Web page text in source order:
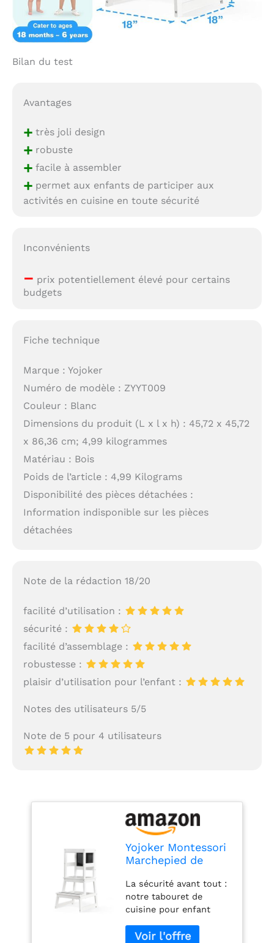
Bilan du test
Avantages
+très joli design
+robuste
+facile à assembler
+permet aux enfants de participer aux
activités en cuisine en toute sécurité
Inconvénients
– prix potentiellement élevé pour certains
budgets
Fiche technique
Marque : Yojoker
Numéro de modèle : ZYYT009
Couleur : Blanc
Dimensions du produit (L x l x h) : 45,72 x 45,72
x 86,36 cm; 4,99 kilogrammes
Matériau : Bois
Poids de l’article : 4,99 Kilograms
Disponibilité des pièces détachées :
Information indisponible sur les pièces
détachées
Note de la rédaction 18/20
facilité d’utilisation :
sécurité :
facilité d’assemblage :
robustesse :
plaisir d’utilisation pour l’enfant :
Notes des utilisateurs 5/5
Note de 5 pour 4 utilisateurs
Yojoker Montessori
Marchepied de
enfants – Tour
debout pour tout-
petits, tabouret de
cuisine pour tout-
petits, tabouret
La sécurité avant tout :
notre tabouret de
cuisine pour enfant
avec sa construction